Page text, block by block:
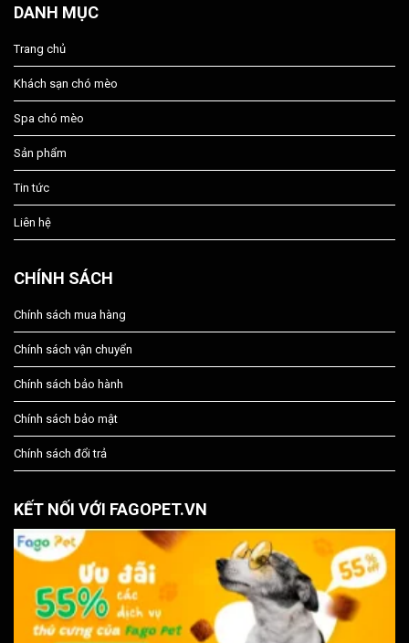
DANH MỤC
Trang chủ
Khách sạn chó mèo
Spa chó mèo
Sản phẩm
Tin tức
Liên hệ
CHÍNH SÁCH
Chính sách mua hàng
Chính sách vận chuyển
Chính sách bảo hành
Chính sách bảo mật
Chính sách đổi trả
KẾT NỐI VỚI FAGOPET.VN